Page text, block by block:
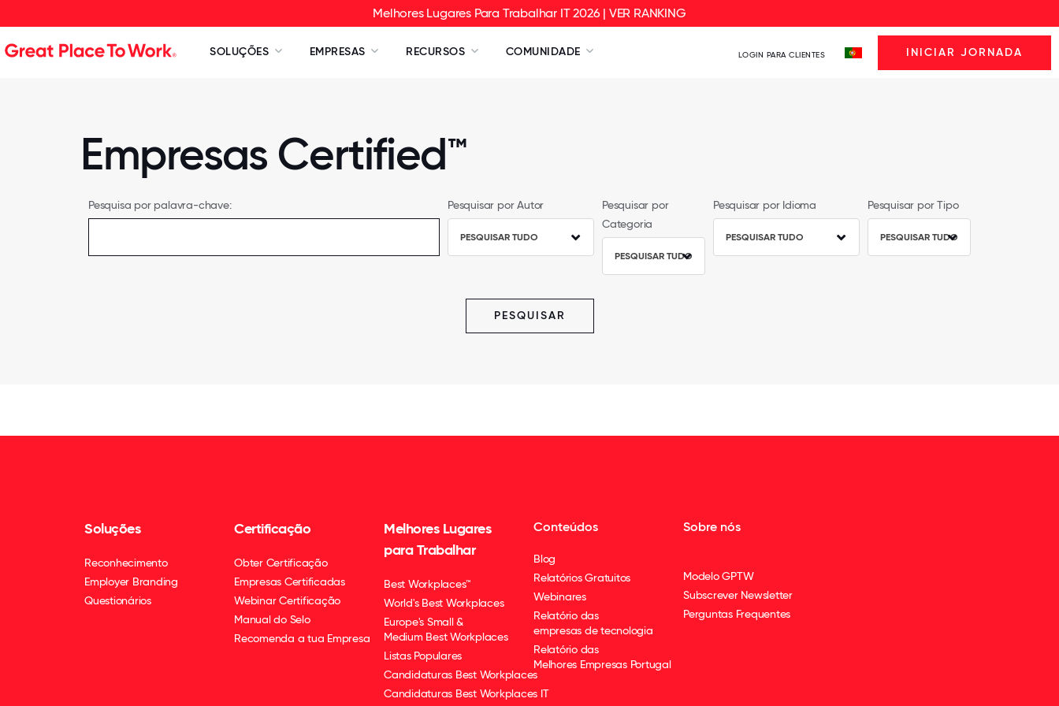
Melhores Lugares Para Trabalhar IT 2026 | VER RANKING
SOLUÇÕES EMPRESAS RECURSOS COMUNIDADE LOGIN PARA CLIENTES INICIAR JORNADA
Empresas Certified™
Pesquisa por palavra-chave: Pesquisar por Autor
PESQUISAR TUDO
Pesquisar por
Categoria
PESQUISAR TUDO
Pesquisar por Idioma
PESQUISAR TUDO
Pesquisar por Tipo
PESQUISAR TUDO
PESQUISAR
Soluções
Reconhecimento
Employer Branding
Questionários
Certificação
Obter Certificação
Empresas Certificadas
Webinar Certificação
Manual do Selo
Recomenda a tua Empresa
Melhores Lugares
para Trabalhar
Best Workplaces™
World's Best Workplaces
Europe's Small &
Medium Best Workplaces
Listas Populares
Candidaturas Best Workplaces
Candidaturas Best Workplaces IT
Conteúdos
Blog
Relatórios Gratuitos
Webinares
Relatório das
empresas de tecnologia
Relatório das
Melhores Empresas Portugal
Sobre nós
Modelo GPTW
Subscrever Newsletter
Perguntas Frequentes